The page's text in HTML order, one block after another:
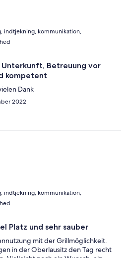
indtjekning, kommunikation,
Unterkunft, Betreuung vor
kompetent
Dank
2022
indtjekning, kommunikation,
Platz und sehr sauber
mit der Grillmöglichkeit.
in der Oberlausitz den Tag recht